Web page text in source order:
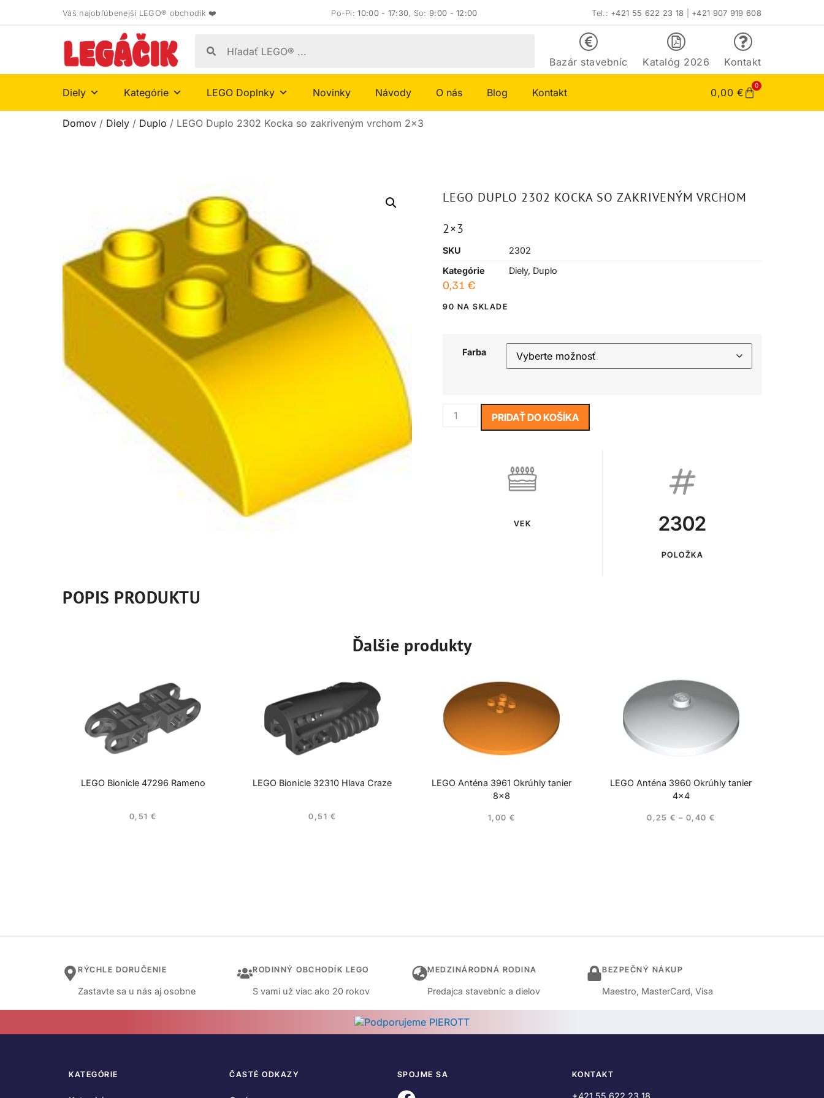
Váš najobľúbenejší LEGO® obchodík ❤️ Po-Pi:10:00 - 17:30, So:9:00 - 12:00 Tel.: +421 55 622 23 18 +421 907 919 608
Bazár stavebníc Katalóg 2026 Kontakt
Diely Kategórie LEGO Doplnky Novinky Návody O nás Blog Kontakt 0,00 €
0
Domov / Diely / Duplo / LEGO Duplo 2302 Kocka so zakriveným vrchom 2×3
LEGO DUPLO 2302 KOCKA SO ZAKRIVENÝM VRCHOM
2×3
SKU
2302
Kategórie
Diely, Duplo
0,31 €
90 NA SKLADE
Farba
PRIDAŤ DO KOŠÍKA
VEK 2302
POLOŽKA
POPIS PRODUKTU
Ďalšie produkty
LEGO Bionicle 47296 Rameno
0,51€
LEGO Bionicle 32310 Hlava Craze
0,51 €
LEGO Anténa 3961 Okrúhly tanier
8×8
1,00€
LEGO Anténa 3960 Okrúhly tanier
4×4
0,25 € – 0,40 €
RÝCHLE DORUČENIE
Zastavte sa u nás aj osobne
RODINNÝ OBCHODÍK LEGO
S vami už viac ako 20 rokov
MEDZINÁRODNÁ RODINA
Predajca stavebníc a dielov
BEZPEČNÝ NÁKUP
Maestro, MasterCard, Visa
KATEGÓRIE ČASTÉ ODKAZY SPOJME SA KONTAKT
+421 55 622 23 18